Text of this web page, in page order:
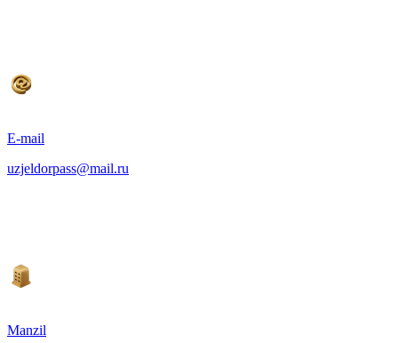
E-mail
uzjeldorpass@mail.ru
Manzil